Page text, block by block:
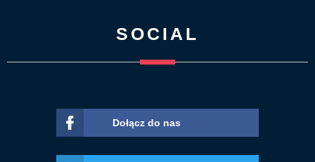
SOCIAL
Dołącz do nas